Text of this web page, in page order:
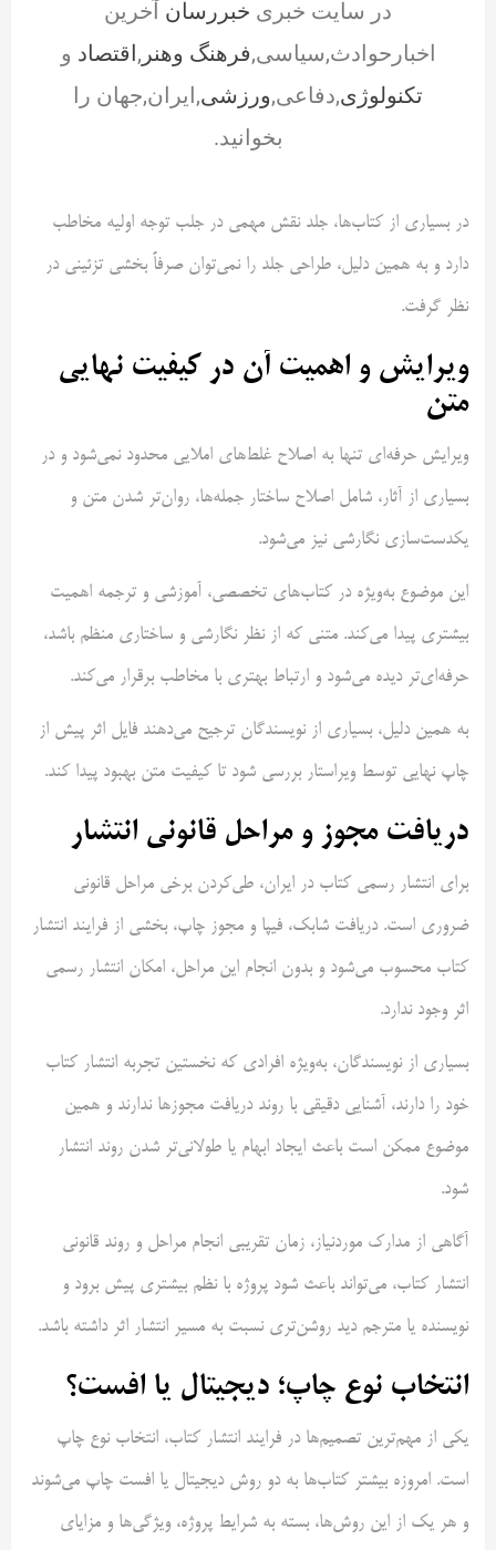
در سایت خبری خبررسان آخرین
اخبارحوادث,سیاسی,فرهنگ وهنر ,اقتصاد و
تکنولوژی,دفاعی,ورزشی,ایران,جهان را
بخوانید.
در بسیاری از کتاب‌ها، جلد نقش مهمی در جلب توجه اولیه مخاطب
دارد و به همین دلیل، طراحی جلد را نمی‌توان صرفاً بخشی تزئینی در
نظر گرفت.
ویرایش و اهمیت آن در کیفیت نهایی
متن
ویرایش حرفه‌ای تنها به اصلاح غلط‌های املایی محدود نمی‌شود و در
بسیاری از آثار، شامل اصلاح ساختار جمله‌ها، روان‌تر شدن متن و
یکدست‌سازی نگارشی نیز می‌شود.
این موضوع به‌ویژه در کتاب‌های تخصصی، آموزشی و ترجمه اهمیت
بیشتری پیدا می‌کند. متنی که از نظر نگارشی و ساختاری منظم باشد،
حرفه‌ای‌تر دیده می‌شود و ارتباط بهتری با مخاطب برقرار می‌کند.
به همین دلیل، بسیاری از نویسندگان ترجیح می‌دهند فایل اثر پیش از
چاپ نهایی توسط ویراستار بررسی شود تا کیفیت متن بهبود پیدا کند.
دریافت مجوز و مراحل قانونی انتشار
برای انتشار رسمی کتاب در ایران، طی‌کردن برخی مراحل قانونی
ضروری است. دریافت شابک، فیپا و مجوز چاپ، بخشی از فرایند انتشار
کتاب محسوب می‌شود و بدون انجام این مراحل، امکان انتشار رسمی
اثر وجود ندارد.
بسیاری از نویسندگان، به‌ویژه افرادی که نخستین تجربه انتشار کتاب
خود را دارند، آشنایی دقیقی با روند دریافت مجوزها ندارند و همین
موضوع ممکن است باعث ایجاد ابهام یا طولانی‌تر شدن روند انتشار
شود.
آگاهی از مدارک موردنیاز، زمان تقریبی انجام مراحل و روند قانونی
انتشار کتاب، می‌تواند باعث شود پروژه با نظم بیشتری پیش برود و
نویسنده یا مترجم دید روشن‌تری نسبت به مسیر انتشار اثر داشته باشد.
انتخاب نوع چاپ؛ دیجیتال یا افست؟
یکی از مهم‌ترین تصمیم‌ها در فرایند انتشار کتاب، انتخاب نوع چاپ
است. امروزه بیشتر کتاب‌ها به دو روش دیجیتال یا افست چاپ می‌شوند
و هر یک از این روش‌ها، بسته به شرایط پروژه، ویژگی‌ها و مزایای